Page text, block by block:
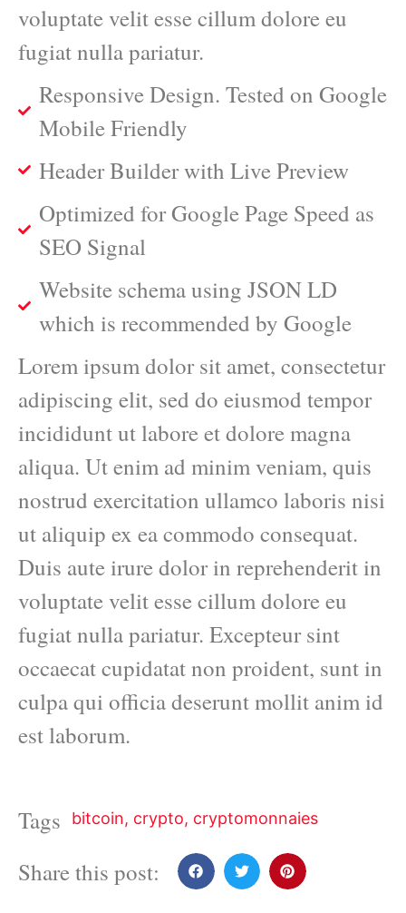
voluptate velit esse cillum dolore eu
fugiat nulla pariatur.
Responsive Design. Tested on Google
Mobile Friendly
Header Builder with Live Preview
Optimized for Google Page Speed as
SEO Signal
Website schema using JSON LD
which is recommended by Google
Lorem ipsum dolor sit amet, consectetur
adipiscing elit, sed do eiusmod tempor
incididunt ut labore et dolore magna
aliqua. Ut enim ad minim veniam, quis
nostrud exercitation ullamco laboris nisi
ut aliquip ex ea commodo consequat.
Duis aute irure dolor in reprehenderit in
voluptate velit esse cillum dolore eu
fugiat nulla pariatur. Excepteur sint
occaecat cupidatat non proident, sunt in
culpa qui officia deserunt mollit anim id
est laborum.
Tags bitcoin, crypto, cryptomonnaies
Share this post: